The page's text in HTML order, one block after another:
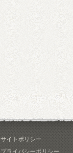
サイトポリシー
プライバシーポリシー